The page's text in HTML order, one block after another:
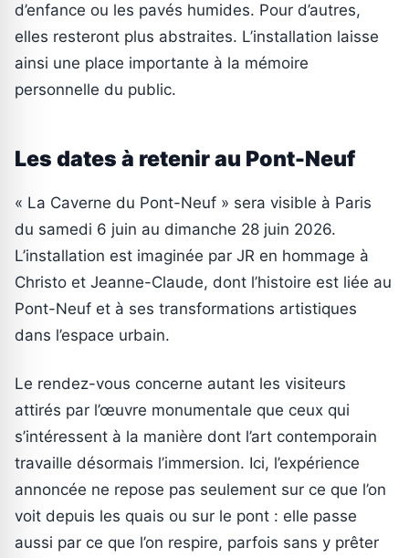
d’enfance ou les pavés humides. Pour d’autres,
elles resteront plus abstraites. L’installation laisse
ainsi une place importante à la mémoire
personnelle du public.
Les dates à retenir au Pont-Neuf
« La Caverne du Pont-Neuf » sera visible à Paris
du samedi 6 juin au dimanche 28 juin 2026.
L’installation est imaginée par JR en hommage à
Christo et Jeanne-Claude, dont l’histoire est liée au
Pont-Neuf et à ses transformations artistiques
dans l’espace urbain.
Le rendez-vous concerne autant les visiteurs
attirés par l’œuvre monumentale que ceux qui
s’intéressent à la manière dont l’art contemporain
travaille désormais l’immersion. Ici, l’expérience
annoncée ne repose pas seulement sur ce que l’on
voit depuis les quais ou sur le pont : elle passe
aussi par ce que l’on respire, parfois sans y prêter